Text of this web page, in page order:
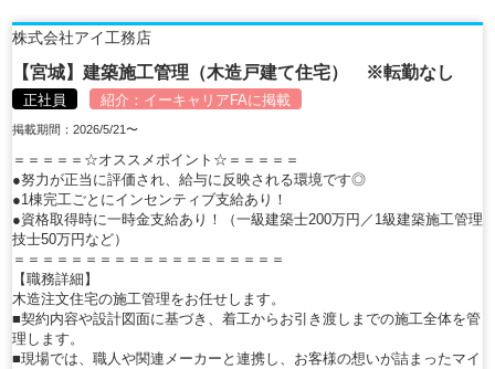
株式会社アイ工務店
【宮城】建築施工管理（木造戸建て住宅） ※転勤なし
正社員 紹介： イーキャリアFAに掲載
掲載期間：2026/5/21〜
＝＝＝＝＝☆オススメポイント☆＝＝＝＝＝
●努力が正当に評価され、給与に反映される環境です◎
●1棟完工ごとにインセンティブ支給あり！
●資格取得時に一時金支給あり！（一級建築士200万円／1級建築施工管理
技士50万円など）
＝＝＝＝＝＝＝＝＝＝＝＝＝＝＝＝＝＝＝
【職務詳細】
木造注文住宅の施工管理をお任せします。
■契約内容や設計図面に基づき、着工からお引き渡しまでの施工全体を管
理します。
■現場では、職人や関連メーカーと連携し、お客様の想いが詰まったマイ